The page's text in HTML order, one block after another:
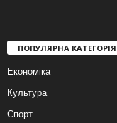
ПОПУЛЯРНА КАТЕГОРІЯ
Економіка
Культура
Спорт